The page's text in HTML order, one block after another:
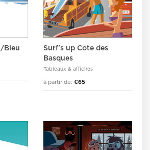
Bleu
Surf's up Cote des
Basques
Tableaux & affiches
à partir de: €65